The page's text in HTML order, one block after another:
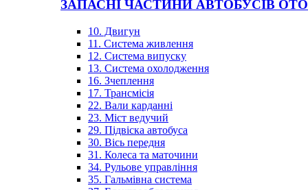
ЗАПАСНІ ЧАСТИНИ АВТОБУСІВ
10. Двигун
11. Система живлення
12. Система випуску
13. Система охолодження
16. Зчеплення
17. Трансмісія
22. Вали карданні
23. Міст ведучий
29. Підвіска автобуса
30. Вісь передня
31. Колеса та маточини
34. Рульове управління
35. Гальмівна система